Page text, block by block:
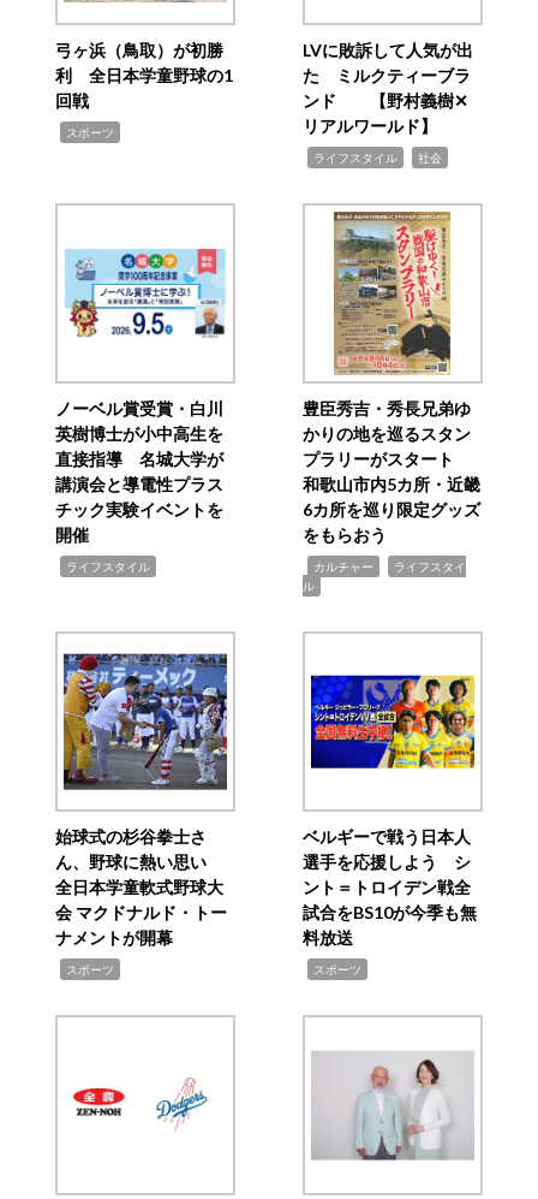
弓ヶ浜（鳥取）が初勝
利 全日本学童野球の1
回戦
スポーツ
LVに敗訴して人気が出
た ミルクティーブラ
ンド 【野村義樹✕
リアルワールド】
ライフスタイル 社会
ノーベル賞受賞・白川
英樹博士が小中高生を
直接指導 名城大学が
講演会と導電性プラス
チック実験イベントを
開催
ライフスタイル
豊臣秀吉・秀長兄弟ゆ
かりの地を巡るスタン
プラリーがスタート
和歌山市内5カ所・近畿
6カ所を巡り限定グッズ
をもらおう
カルチャー
ライフスタイ
ル
始球式の杉谷拳士さ
ん、野球に熱い思い
全日本学童軟式野球大
会 マクドナルド・トー
ナメントが開幕
スポーツ
ベルギーで戦う日本人
選手を応援しよう シ
ント＝トロイデン戦全
試合をBS10が今季も無
料放送
スポーツ